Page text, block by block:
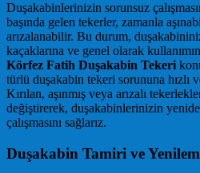
Duşakabinlerinizin sorunsuz
başında gelen tekerler, zamanla
arızalanabilir. Bu durum,
kaçaklarına ve genel olarak
Körfez Fatih Duşakabin Tekeri
türlü duşakabin tekeri sorununa hızlı
Kırılan, aşınmış veya arızalı
değiştirerek, duşakabinlerinizin
çalışmasını sağlarız.
Duşakabin Tamiri ve